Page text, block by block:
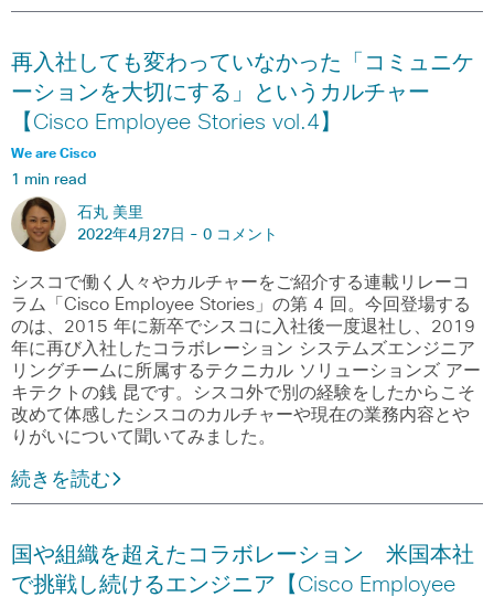
再入社しても変わっていなかった「コミュニケ
ーションを大切にする」というカルチャー
【Cisco Employee Stories vol.4】
We are Cisco
1 min read
石丸 美里
2022年4月27日 - 0 コメント
シスコで働く人々やカルチャーをご紹介する連載リレーコ
ラム「Cisco Employee Stories」の第 4 回。今回登場する
のは、2015 年に新卒でシスコに入社後一度退社し、2019
年に再び入社したコラボレーション システムズエンジニア
リングチームに所属するテクニカル ソリューションズ アー
キテクトの銭 昆です。シスコ外で別の経験をしたからこそ
改めて体感したシスコのカルチャーや現在の業務内容とや
りがいについて聞いてみました。
続きを読む
国や組織を超えたコラボレーション 米国本社
で挑戦し続けるエンジニア【Cisco Employee